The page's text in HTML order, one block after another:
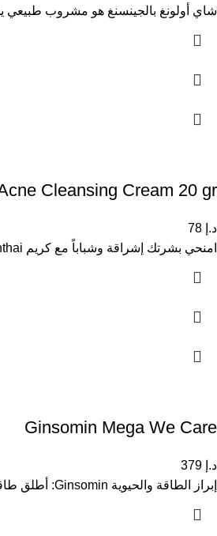
شاي أولونغ بالجينسنغ هو مشروب طبيعي
Cleansing Cream 20 gr
د.إ
امنحي بشرتك إشراقة وشباباً مع كريم Wanthai بالجينسنغ الغني بالفيتونترينتس. يساعد الكريم على تحفيز إنتاج الكولاجين، شد البشرة، وتقليل ظهور
Ginsomin Mega We Care
د.إ
إبراز الطاقة والحيوية Ginsomin: أطلق طاقتك الكامنة استمتع بجرعة يومية من الطاقة والحيوية مع Ginsomin. بفضل تركيبته المعتمدة على الجنسنغ